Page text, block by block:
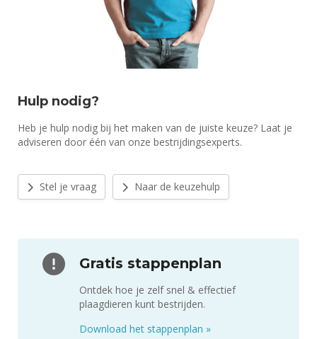
Hulp nodig?
Heb je hulp nodig bij het maken van de juiste keuze? Laat je
adviseren door één van onze bestrijdingsexperts.
Stel je vraag Naar de keuzehulp
Gratis stappenplan
Ontdek hoe je zelf snel & effectief
plaagdieren kunt bestrijden.
Download het stappenplan »